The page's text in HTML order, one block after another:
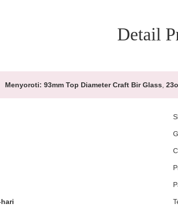
Detail
Menyoroti: 93mm Top Diameter Craft Bir Glass